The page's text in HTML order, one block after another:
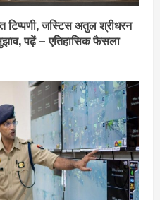
टिप्पणी, जस्टिस अतुल श्रीधरन
पढ़ें – एत‍िहास‍िक फैसला